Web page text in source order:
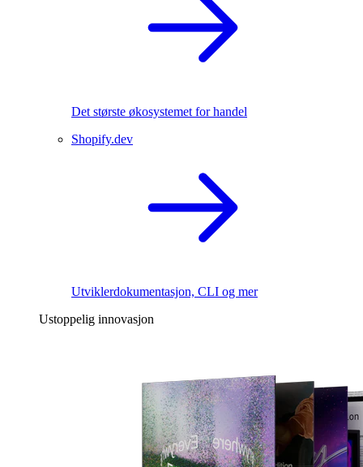
Det største økosystemet for handel
Shopify.dev
Utviklerdokumentasjon, CLI og mer
Ustoppelig innovasjon